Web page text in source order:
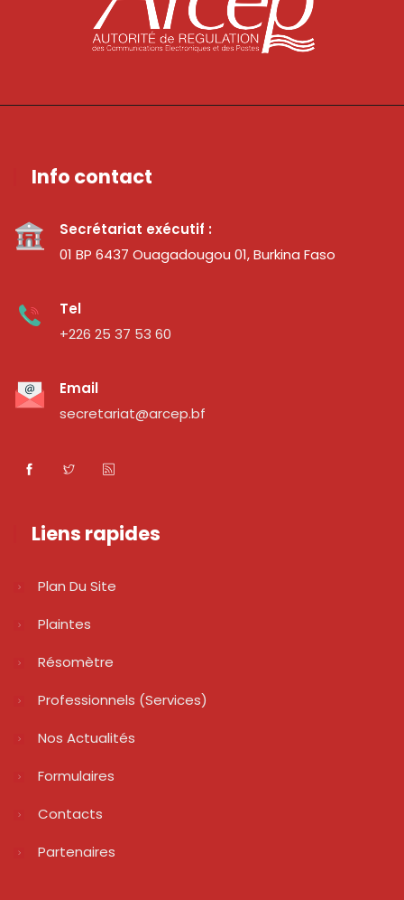
Info contact
Secrétariat exécutif :
01 BP 6437 Ouagadougou 01, Burkina Faso
Tel
+226 25 37 53 60
Email
secretariat@arcep.bf
Liens rapides
Plan Du Site
Plaintes
Résomètre
Professionnels (services)
Nos Actualités
Formulaires
Contacts
Partenaires